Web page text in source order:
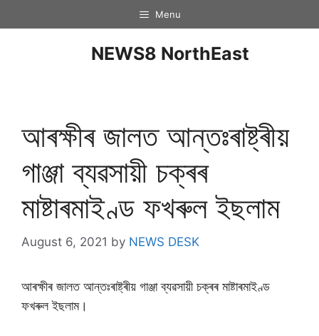
Menu
NEWS8 NorthEast
আৰক্ষীৰ জালত আন্তঃৰাষ্ট্ৰীয়
গাঞ্জা ব্যৱসায়ী চক্ৰৰ
মাষ্টাৰমাইণ্ড ফখৰুল ইছলাম
August 6, 2021 by NEWS DESK
আৰক্ষীৰ জালত আন্তঃৰাষ্ট্ৰীয় গাঞ্জা ব্যৱসায়ী চক্ৰৰ মাষ্টাৰমাইণ্ড
ফখৰুল ইছলাম।